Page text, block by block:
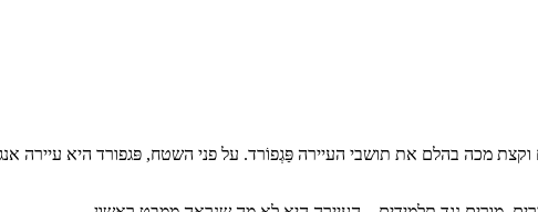
מכה בהלם את תושבי העיירה פַּגְפוֹרד. על פני השטח, פּגפורד היא עיירה